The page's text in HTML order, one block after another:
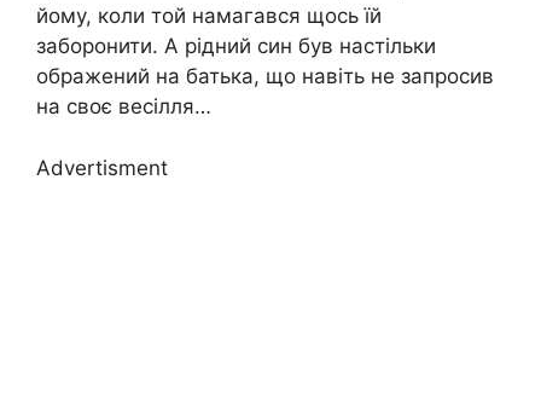
йому, коли той намагався щось їй
заборонити. А рідний син був настільки
ображений на батька, що навіть не запросив
на своє весілля…
Advertisment